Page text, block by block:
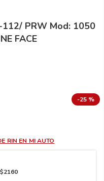
PRW Mod: 1050
FACE
-25 %
RIN EN MI AUTO
$2160